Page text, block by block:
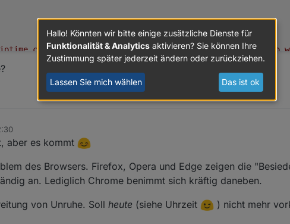
Domain Jazz
streams/6054.m3u
aber es kommt
des Browsers. Firefox, Opera und Edge zeigen die
an. Lediglich Chrome benimmt sich kräftig daneben.
von Unruhe. Soll heute (siehe Uhrzeit ) nicht mehr
Hallo! Könnten wir bitte einige zusätzliche Dienste für
Funktionalität & Analytics aktivieren? Sie können Ihre
Zustimmung später jederzeit ändern oder zurückziehen.
Lassen Sie mich wählen Das ist ok